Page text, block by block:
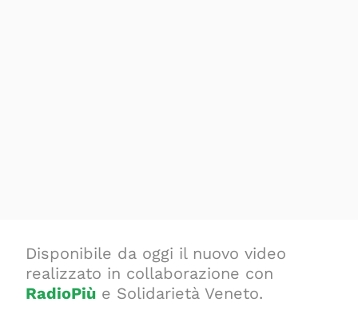
Disponibile da oggi il nuovo video
realizzato in collaborazione con
RadioPiù e Solidarietà Veneto.